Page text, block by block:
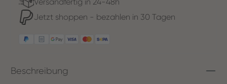
Jetzt shoppen - bezahlen in 30 Tagen
Beschreibung